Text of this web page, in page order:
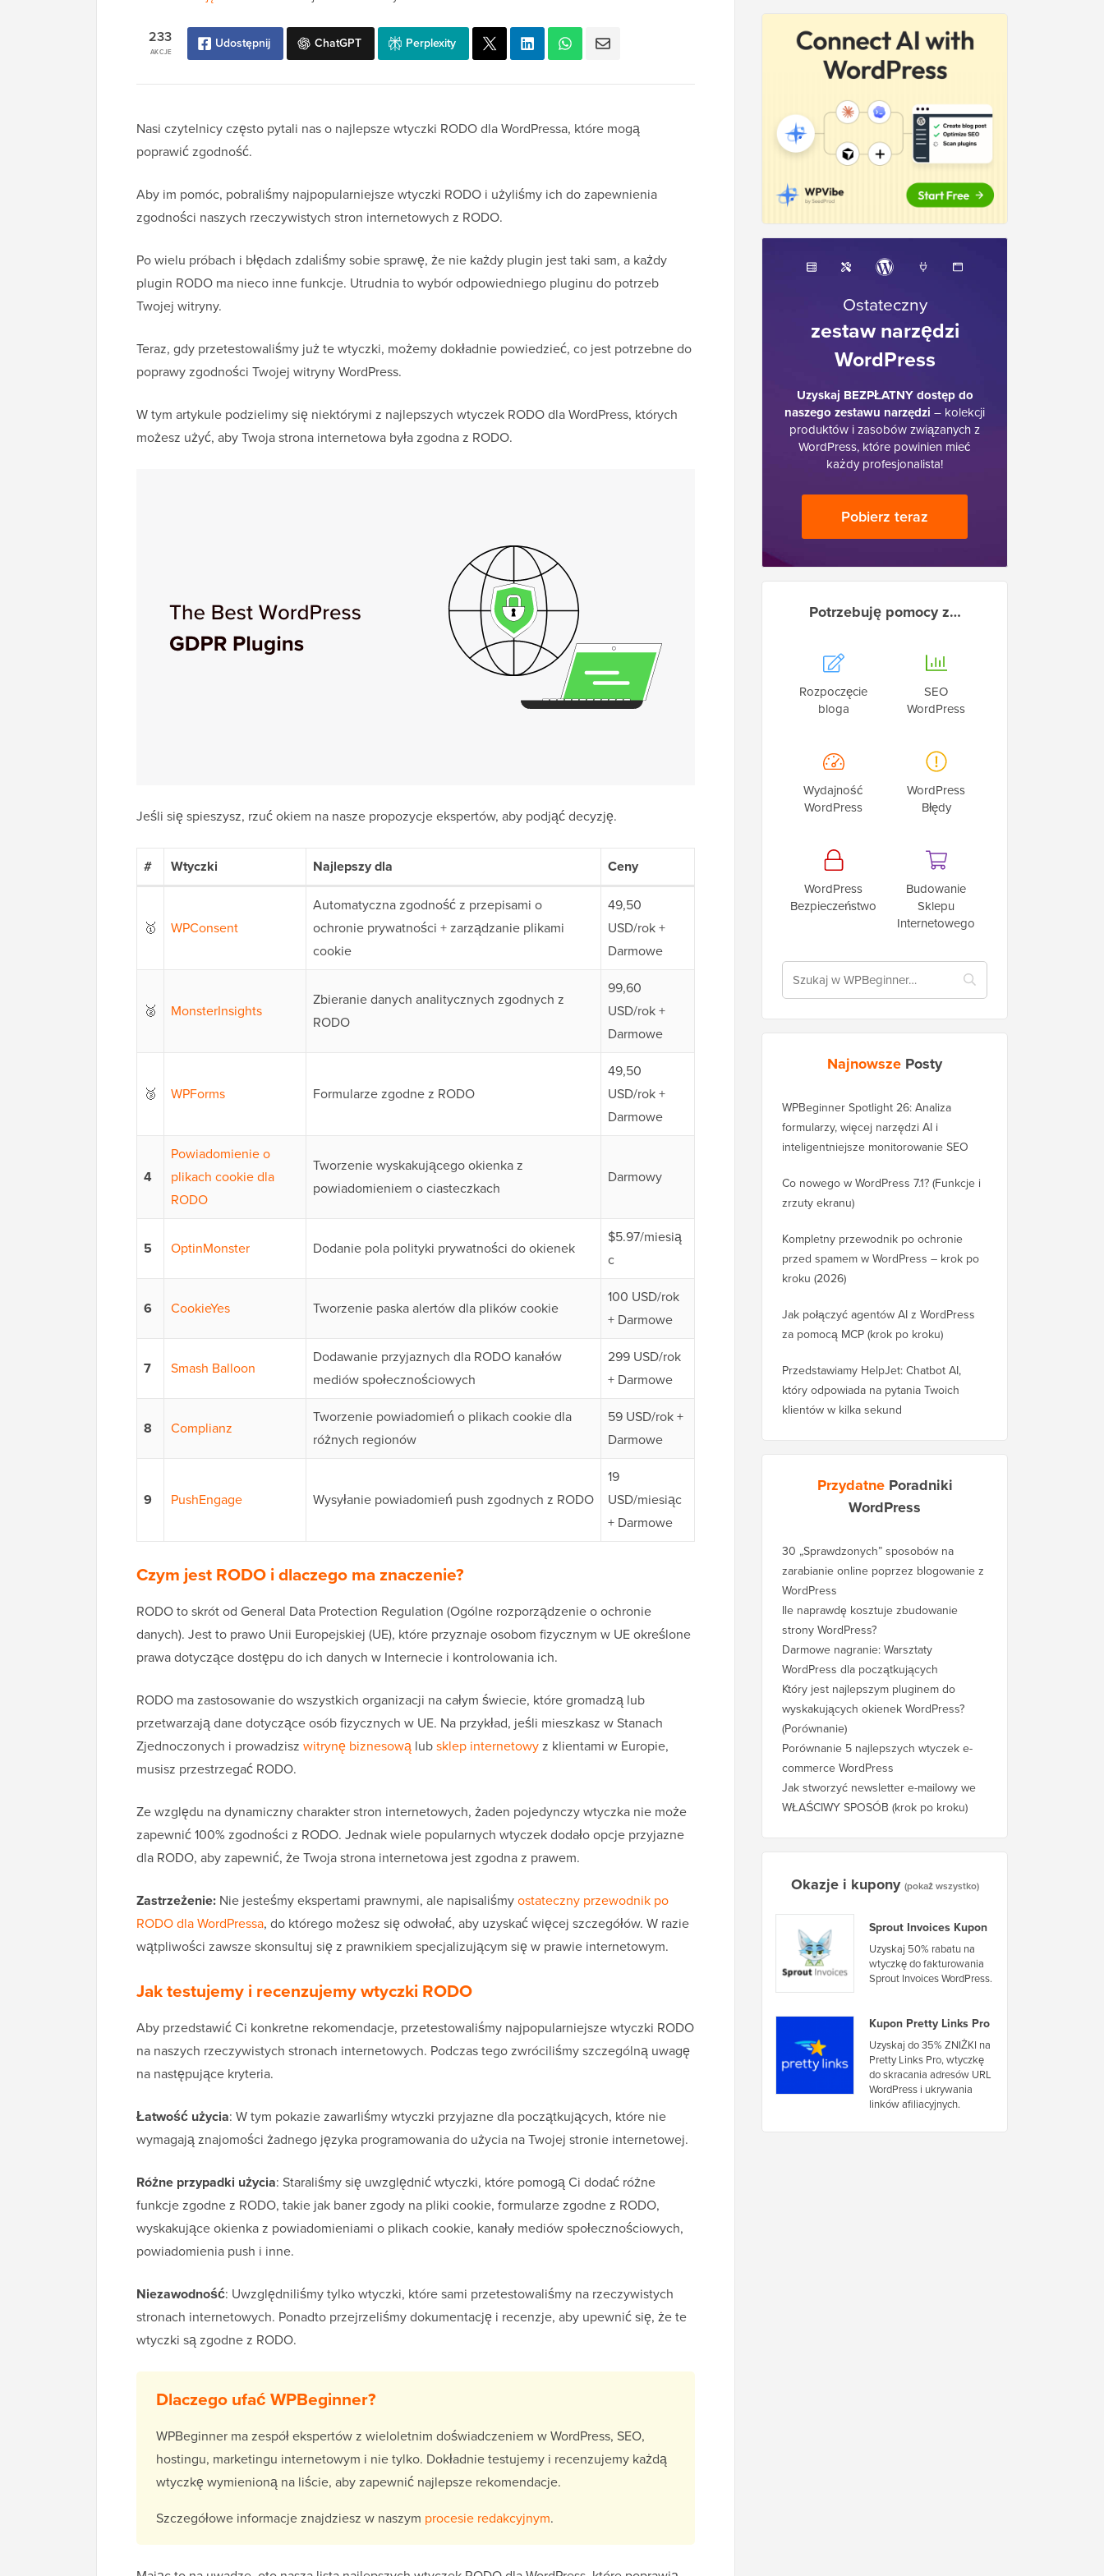
AKCJE
233 Udostępnij ChatGPT Perplexity
Nasi czytelnicy często pytali nas o najlepsze wtyczki RODO dla WordPressa, które mogą
poprawić zgodność.
Aby im pomóc, pobraliśmy najpopularniejsze wtyczki RODO i użyliśmy ich do zapewnienia
zgodności naszych rzeczywistych stron internetowych z RODO.
Po wielu próbach i błędach zdaliśmy sobie sprawę, że nie każdy plugin jest taki sam, a każdy
plugin RODO ma nieco inne funkcje. Utrudnia to wybór odpowiedniego pluginu do potrzeb
Twojej witryny.
Teraz, gdy przetestowaliśmy już te wtyczki, możemy dokładnie powiedzieć, co jest potrzebne do
poprawy zgodności Twojej witryny WordPress.
W tym artykule podzielimy się niektórymi z najlepszych wtyczek RODO dla WordPress, których
możesz użyć, aby Twoja strona internetowa była zgodna z RODO.
Jeśli się spieszysz, rzuć okiem na nasze propozycje ekspertów, aby podjąć decyzję.
# Wtyczki Najlepszy dla Ceny
🥇 WPConsent
Automatyczna zgodność z przepisami o
ochronie prywatności + zarządzanie plikami
cookie
49,50
USD/rok +
Darmowe
🥈 MonsterInsights
Zbieranie danych analitycznych zgodnych z
RODO
99,60
USD/rok +
Darmowe
🥉 WPForms Formularze zgodne z RODO
49,50
USD/rok +
Darmowe
4
Powiadomienie o
plikach cookie dla
RODO
Tworzenie wyskakującego okienka z
powiadomieniem o ciasteczkach
Darmowy
5 OptinMonster Dodanie pola polityki prywatności do okienek
$5.97/miesią
c
6 CookieYes Tworzenie paska alertów dla plików cookie
100 USD/rok
+ Darmowe
7 Smash Balloon
Dodawanie przyjaznych dla RODO kanałów
mediów społecznościowych
299 USD/rok
+ Darmowe
8 Complianz
Tworzenie powiadomień o plikach cookie dla
różnych regionów
59 USD/rok +
Darmowe
9 PushEngage Wysyłanie powiadomień push zgodnych z RODO
19
USD/miesiąc
+ Darmowe
Czym jest RODO i dlaczego ma znaczenie?
RODO to skrót od General Data Protection Regulation (Ogólne rozporządzenie o ochronie
danych). Jest to prawo Unii Europejskiej (UE), które przyznaje osobom fizycznym w UE określone
prawa dotyczące dostępu do ich danych w Internecie i kontrolowania ich.
RODO ma zastosowanie do wszystkich organizacji na całym świecie, które gromadzą lub
przetwarzają dane dotyczące osób fizycznych w UE. Na przykład, jeśli mieszkasz w Stanach
Zjednoczonych i prowadzisz witrynę biznesową lubsklep internetowyz klientami w Europie,
musisz przestrzegać RODO.
Ze względu na dynamiczny charakter stron internetowych, żaden pojedynczy wtyczka nie może
zapewnić 100% zgodności z RODO. Jednak wiele popularnych wtyczek dodało opcje przyjazne
dla RODO, aby zapewnić, że Twoja strona internetowa jest zgodna z prawem.
Zastrzeżenie: Nie jesteśmy ekspertami prawnymi, ale napisaliśmyostateczny przewodnik po
RODO dla WordPressa, do którego możesz się odwołać, aby uzyskać więcej szczegółów. W razie
wątpliwości zawsze skonsultuj się z prawnikiem specjalizującym się w prawie internetowym.
Jak testujemy i recenzujemy wtyczki RODO
Aby przedstawić Ci konkretne rekomendacje, przetestowaliśmy najpopularniejsze wtyczki RODO
na naszych rzeczywistych stronach internetowych. Podczas tego zwróciliśmy szczególną uwagę
na następujące kryteria.
Łatwość użycia: W tym pokazie zawarliśmy wtyczki przyjazne dla początkujących, które nie
wymagają znajomości żadnego języka programowania do użycia na Twojej stronie internetowej.
Różne przypadki użycia: Staraliśmy się uwzględnić wtyczki, które pomogą Ci dodać różne
funkcje zgodne z RODO, takie jak baner zgody na pliki cookie, formularze zgodne z RODO,
wyskakujące okienka z powiadomieniami o plikach cookie, kanały mediów społecznościowych,
powiadomienia push i inne.
Niezawodność: Uwzględniliśmy tylko wtyczki, które sami przetestowaliśmy na rzeczywistych
stronach internetowych. Ponadto przejrzeliśmy dokumentację i recenzje, aby upewnić się, że te
wtyczki są zgodne z RODO.
Dlaczego ufać WPBeginner?
WPBeginner ma zespół ekspertów z wieloletnim doświadczeniem w WordPress, SEO,
hostingu, marketingu internetowym i nie tylko. Dokładnie testujemy i recenzujemy każdą
wtyczkę wymienioną na liście, aby zapewnić najlepsze rekomendacje.
Szczegółowe informacje znajdziesz w naszym procesie redakcyjnym.
Ostateczny
zestaw narzędzi
WordPress
Uzyskaj BEZPŁATNY dostęp do
naszego zestawu narzędzi – kolekcji
produktów i zasobów związanych z
WordPress, które powinien mieć
każdy profesjonalista!
Pobierz teraz
Potrzebuję pomocy z…
Rozpoczęcie
bloga
SEO
WordPress
Wydajność
WordPress
WordPress
Błędy
WordPress
Bezpieczeństwo
Budowanie
Sklepu
Internetowego
Najnowsze Posty
WPBeginner Spotlight 26: Analiza
formularzy, więcej narzędzi AI i
inteligentniejsze monitorowanie SEO
Co nowego w WordPress 7.1? (Funkcje i
zrzuty ekranu)
Kompletny przewodnik po ochronie
przed spamem w WordPress – krok po
kroku (2026)
Jak połączyć agentów AI z WordPress
za pomocą MCP (krok po kroku)
Przedstawiamy HelpJet: Chatbot AI,
który odpowiada na pytania Twoich
klientów w kilka sekund
Przydatne Poradniki
WordPress
30 „Sprawdzonych” sposobów na
zarabianie online poprzez blogowanie z
WordPress
Ile naprawdę kosztuje zbudowanie
strony WordPress?
Darmowe nagranie: Warsztaty
WordPress dla początkujących
Który jest najlepszym pluginem do
wyskakujących okienek WordPress?
(Porównanie)
Porównanie 5 najlepszych wtyczek e-
commerce WordPress
Jak stworzyć newsletter e-mailowy we
WŁAŚCIWY SPOSÓB (krok po kroku)
Okazje i kupony (pokaż wszystko)
Sprout Invoices Kupon
Uzyskaj 50% rabatu na
wtyczkę do fakturowania
Sprout Invoices WordPress.
Kupon Pretty Links Pro
Uzyskaj do 35% ZNIŻKI na
Pretty Links Pro, wtyczkę
do skracania adresów URL
WordPress i ukrywania
linków afiliacyjnych.